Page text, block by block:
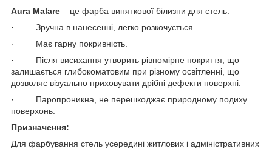
Aura Malare – це фарба виняткової білизни для стель.
· Зручна в нанесенні, легко розкочується.
· Має гарну покривність.
· Після висихання утворить рівномірне покриття, що
залишається глибокоматовим при різному освітленні, що
дозволяє візуально приховувати дрібні дефекти поверхні.
· Паропроникна, не перешкоджає природному подиху
поверхонь.
Призначення:
Для фарбування стель усередині житлових і адміністративних